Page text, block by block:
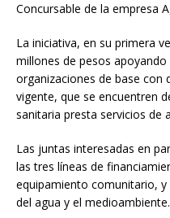
Concursable de la empresa
La iniciativa, en su primera
millones de pesos
organizaciones de base con
vigente, que se encuentren
sanitaria presta servicios de
Las juntas interesadas en
las tres líneas de
equipamiento comunitario,
del agua y el medioambiente.